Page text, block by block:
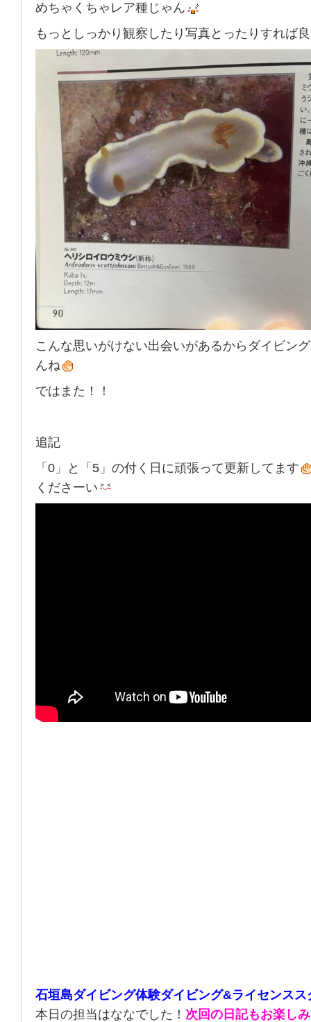
めちゃくちゃレア種じゃん
もっとしっかり観察したり写真とったりすれば
こんな思いがけない出会いがあるからダイビン
んね
ではまた！！
追記
「0」と「5」の付く日に頑張って更新してます
くださーい
石垣島ダイビング体験ダイビング&ライセンスス
本日の担当はななでした！ 次回の日記もお楽し